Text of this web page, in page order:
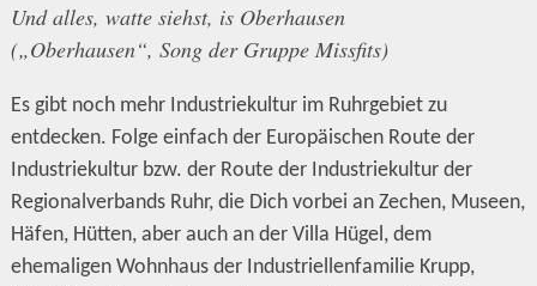
Und alles, watte siehst, is Oberhausen
(„Oberhausen“, Song der Gruppe Missfits)
Es gibt noch mehr Industriekultur im Ruhrgebiet zu
entdecken. Folge einfach der Europäischen Route der
Industriekultur bzw. der Route der Industriekultur der
Regionalverbands Ruhr, die Dich vorbei an Zechen, Museen,
Häfen, Hütten, aber auch an der Villa Hügel, dem
ehemaligen Wohnhaus der Industriellenfamilie Krupp,